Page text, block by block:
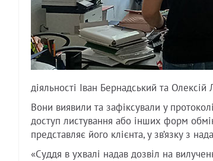
діяльності Іван Бернадський та Олексій
Вони виявили та зафіксували у
доступ листування або інших форм
представляє його клієнта, у зв’язку з
«Суддя в ухвалі надав дозвіл на